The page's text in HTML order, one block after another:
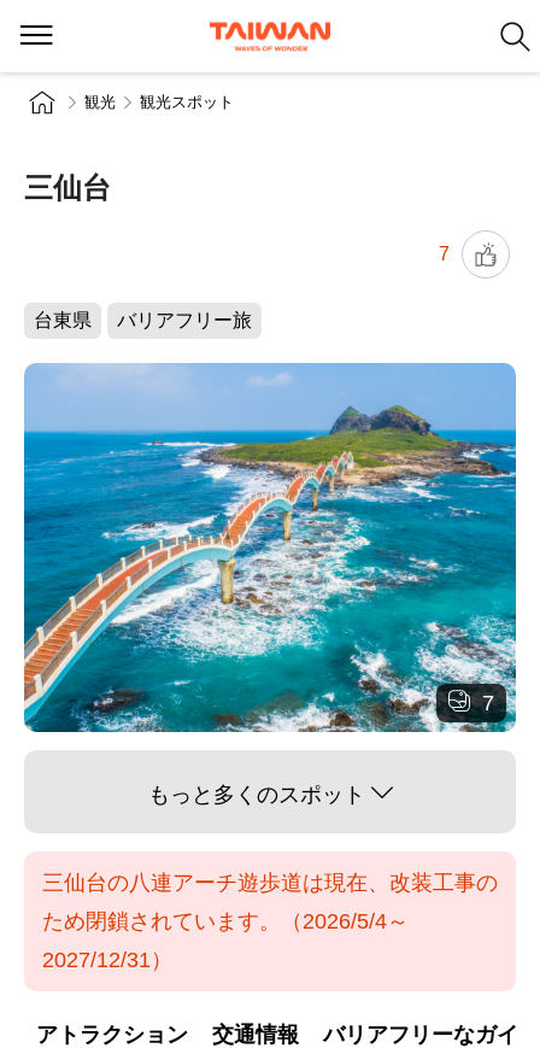
観光 観光スポット
三仙台
7
台東県 バリアフリー旅
7
もっと多くのスポット
三仙台の八連アーチ遊歩道は現在、改装工事の
ため閉鎖されています。（2026/5/4～
2027/12/31）
アトラクション 交通情報 バリアフリーなガイ